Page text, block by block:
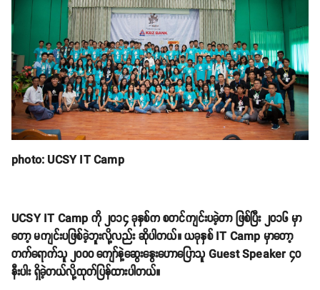
photo: UCSY IT Camp
UCSY IT Camp ကို ၂၀၁၄ ခုနှစ်က စတင်ကျင်းပခဲ့တာ ဖြစ်ပြီး ၂၀၁၆ မှာ
တော့ မကျင်းပဖြစ်ခဲ့ဘူးလို့လည်း ဆိုပါတယ်။ ယခုနှစ် IT Camp မှာတော့
တက်ရောက်သူ ၂၀၀၀ ကျော်နဲ့ဆွေးနွေးဟောပြောသူ Guest Speaker ၄၀
နီးပါး ရှိခဲ့တယ်လို့ထုတ်ပြန်ထားပါတယ်။